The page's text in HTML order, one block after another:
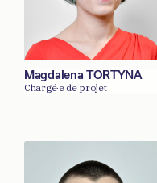
Magdalena TORTYNA
Chargé·e de projet